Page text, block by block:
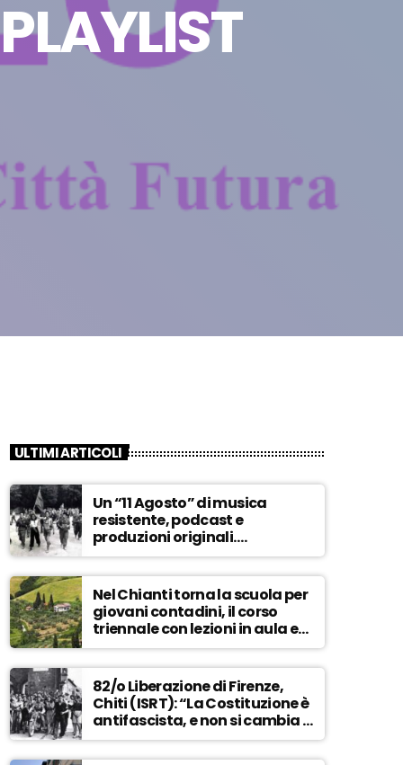
ULTIMI ARTICOLI
Un “11 Agosto” di musica
resistente, podcast e
produzioni originali.
Novaradio festeggia in onda
la Liberazione di Firenze
Nel Chianti torna la scuola per
giovani contadini, il corso
triennale con lezioni in aula e
tra i campi – ASCOLTA
82/o Liberazione di Firenze,
Chiti (ISRT): “La Costituzione è
antifascista, e non si cambia a
maggioranza” – ASCOLTA